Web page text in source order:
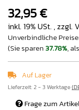
32,95 €
inkl. 19% USt. , zzgl.
Unverbindliche
(Sie sparen37.78%,
Auf Lager
Lieferzeit:2 - 3 Werktage
Frage zum